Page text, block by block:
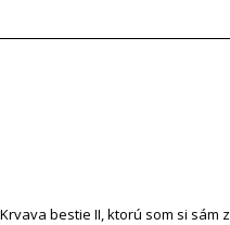
bestie II, ktorú som si